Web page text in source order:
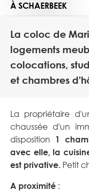
À SCHAERBEEK
La coloc de
logements
colocations,
et chambres
La propriétaire
chaussée d'un
disposition 1
avec elle, la
est privative. Petit
A proximité :